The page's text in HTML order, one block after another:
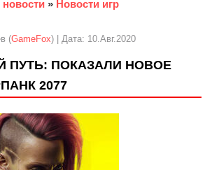
новости » Новости игр
(GameFox) | Дата: 10.Авг.2020
ПУТЬ: ПОКАЗАЛИ НОВОЕ
2077